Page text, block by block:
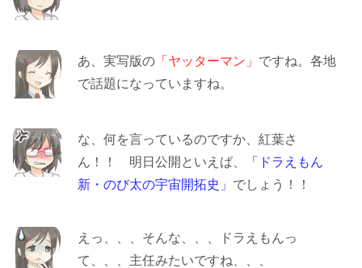
あ、実写版の 「ヤッターマン」 ですね。各地
で話題になっていますね。
な、何を言っているのですか、紅葉さ
ん！！ 明日公開といえば、
「ドラえもん
新・のび太の宇宙開拓史」 でしょう！！
えっ、、、そんな、、、ドラえもんっ
て、、、主任みたいですね、、、